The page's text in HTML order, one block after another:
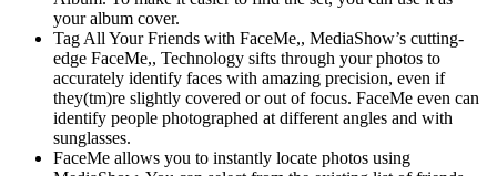
your album cover.
Tag All Your Friends with FaceMe,, MediaShow’s cutting-
edge FaceMe,, Technology sifts through your photos to
accurately identify faces with amazing precision, even if
they(tm)re slightly covered or out of focus. FaceMe even can
identify people photographed at different angles and with
sunglasses.
FaceMe allows you to instantly locate photos using